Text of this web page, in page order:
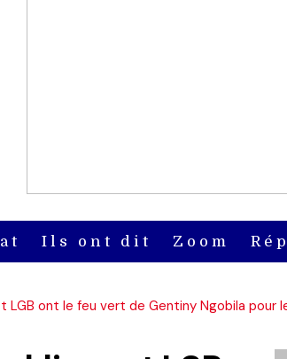
Ils ont dit Zoom
LGB ont le feu vert de Gentiny Ngobila pour